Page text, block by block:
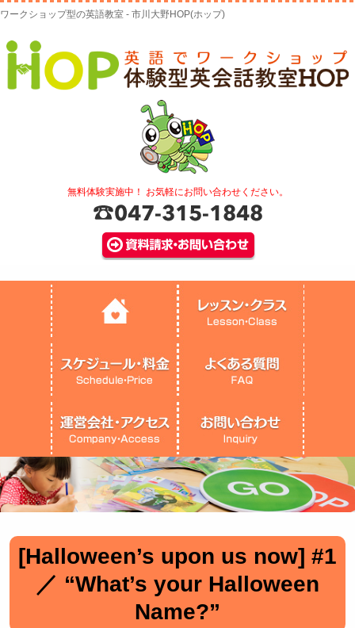
ワークショップ型の英語教室 - 市川大野HOP(ホップ)
無料体験実施中！ お気軽にお問い合わせください。
[Halloween’s upon us now] #1
／ “What’s your Halloween
Name?”